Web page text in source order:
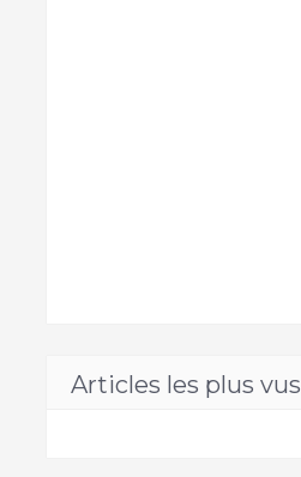
Articles les plus vus